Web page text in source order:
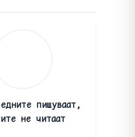
пишуваат,
не читаат